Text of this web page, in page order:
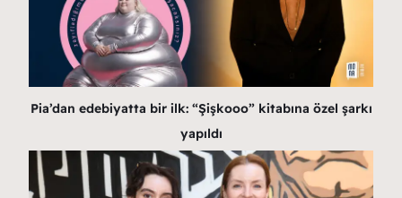
Pia’dan edebiyatta bir ilk: “Şişkooo” kitabına özel şarkı
yapıldı